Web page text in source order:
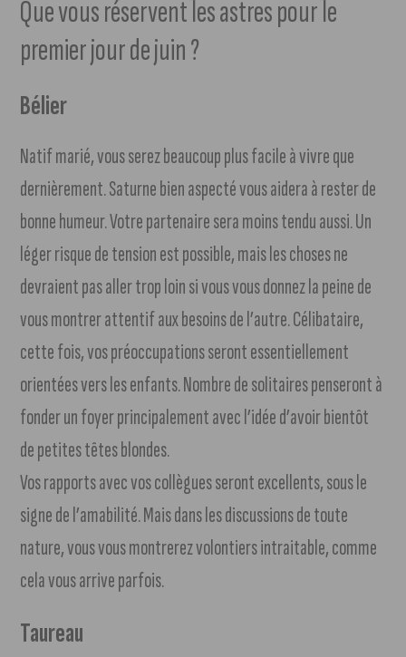
Que vous réservent les astres pour le
premier jour de juin ?
Bélier
Natif marié, vous serez beaucoup plus facile à vivre que
dernièrement. Saturne bien aspecté vous aidera à rester de
bonne humeur. Votre partenaire sera moins tendu aussi. Un
léger risque de tension est possible, mais les choses ne
devraient pas aller trop loin si vous vous donnez la peine de
vous montrer attentif aux besoins de l’autre. Célibataire,
cette fois, vos préoccupations seront essentiellement
orientées vers les enfants. Nombre de solitaires penseront à
fonder un foyer principalement avec l’idée d’avoir bientôt
de petites têtes blondes.
Vos rapports avec vos collègues seront excellents, sous le
signe de l’amabilité. Mais dans les discussions de toute
nature, vous vous montrerez volontiers intraitable, comme
cela vous arrive parfois.
Taureau